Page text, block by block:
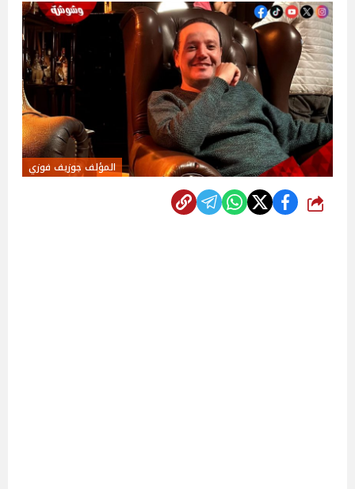
المؤلف جوزيف فوزي
شارك